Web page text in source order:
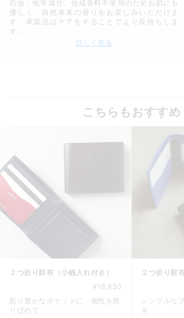
石油・化学成分、合成香料不使用のためお肌にも
優しく、自然本来の香りをお楽しみいただけま
す。革製品はケアをすることでより長持ちしま
す。
詳しく見る
こちらもおすすめ
２つ折り財布（小銭入れ付き）
¥16,830
彩り豊かなポケットに、個性を散
りばめて
２つ折り財
シンプルな
を